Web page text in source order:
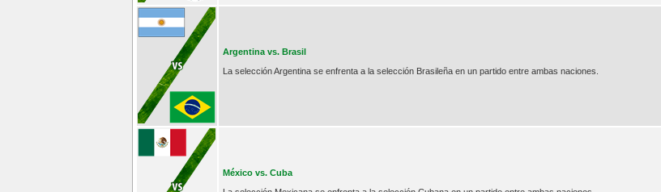
Argentina vs. Brasil
La selección Argentina se enfrenta a la selección Brasileña en un partido entre ambas naciones.
México vs. Cuba